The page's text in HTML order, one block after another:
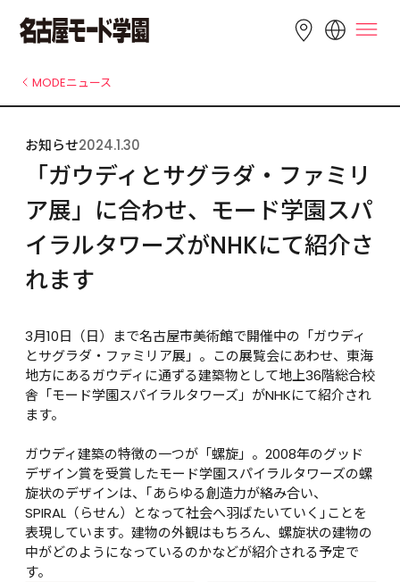
English 简体中文 繁體中文
한국어 Tiếng Việt
Indonesia
MODEニュース
お知らせ2024.1.30
「ガウディとサグラダ・ファミリ
ア展」に合わせ、モード学園スパ
イラルタワーズがNHKにて紹介さ
れます
3月10日（日）まで名古屋市美術館で開催中の「ガウディ
とサグラダ・ファミリア展」。この展覧会にあわせ、東海
地方にあるガウディに通ずる建築物として地上36階総合校
舎「モード学園スパイラルタワーズ」がNHKにて紹介され
ます。
ガウディ建築の特徴の一つが「螺旋」。2008年のグッド
デザイン賞を受賞したモード学園スパイラルタワーズの螺
旋状のデザインは、｢あらゆる創造力が絡み合い、
SPIRAL（らせん）となって社会へ羽ばたいていく｣ことを
表現しています。建物の外観はもちろん、螺旋状の建物の
中がどのようになっているのかなどが紹介される予定で
す。